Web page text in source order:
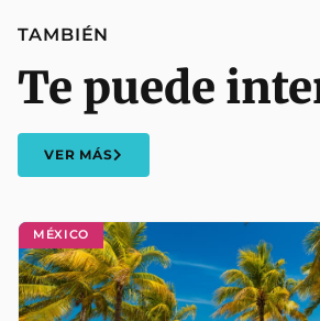
MÉXICO
TAMBIÉN
Te puede
VER MÁS